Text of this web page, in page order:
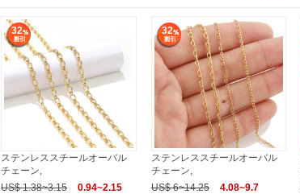
32
ステンレススチールオーバル
チェーン,
US$ 1.38~3.15
0.94~2.15
32
ステンレススチールオーバル
チェーン,
US$ 6~14.25
4.08~9.7